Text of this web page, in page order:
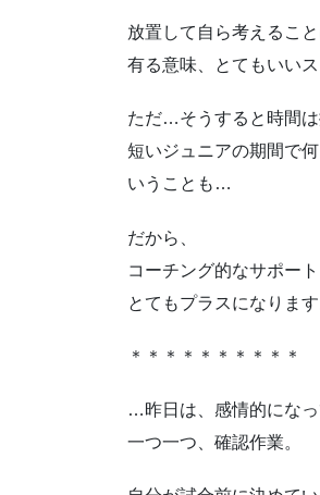
放置して自ら考えること
有る意味、とてもいい
ただ…そうすると時間は
短いジュニアの期間で
いうことも…
だから、
コーチング的なサポー
とてもプラスになります
＊＊＊＊＊＊＊＊＊＊
…昨日は、感情的になっ
一つ一つ、確認作業。